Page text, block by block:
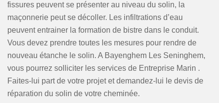
fissures peuvent se présenter au niveau du solin, la
maçonnerie peut se décoller. Les infiltrations d’eau
peuvent entrainer la formation de bistre dans le conduit.
Vous devez prendre toutes les mesures pour rendre de
nouveau étanche le solin. A Bayenghem Les Seninghem,
vous pourrez solliciter les services de Entreprise Marin .
Faites-lui part de votre projet et demandez-lui le devis de
réparation du solin de votre cheminée.